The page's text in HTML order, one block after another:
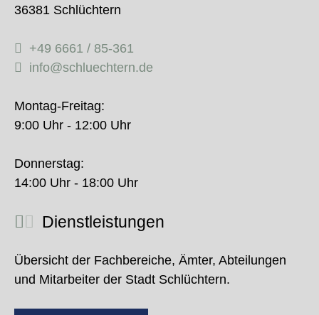
36381 Schlüchtern
+49 6661 / 85-361
info@schluechtern.de
Montag-Freitag:
9:00 Uhr - 12:00 Uhr
Donnerstag:
14:00 Uhr - 18:00 Uhr
Dienstleistungen
Übersicht der Fachbereiche, Ämter, Abteilungen
und Mitarbeiter der Stadt Schlüchtern.